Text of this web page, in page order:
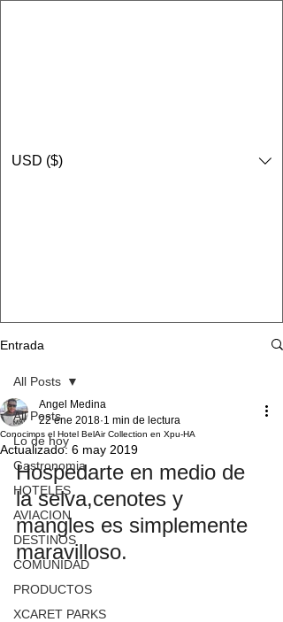
USD ($)
Entrada
All Posts
Lo de hoy
Gastronomia
HOTELES
AVIACION
DESTINOS
COMUNIDAD
PRODUCTOS
XCARET PARKS
All Posts
Conocimos el Hotel BelAir Collection en Xpu-HA
Angel Medina
22 ene 2018 1 min de lectura
Actualizado: 6 may 2019
Hospedarte en medio de
la selva,cenotes y
mangles es simplemente
maravilloso.